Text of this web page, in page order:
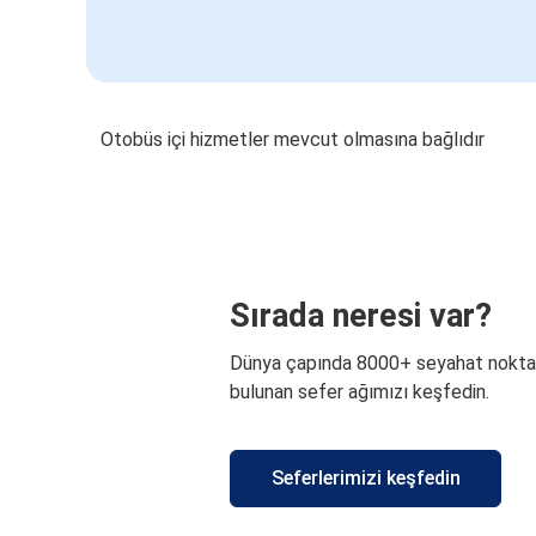
Otobüs içi hizmetler mevcut olmasına bağlıdır
Sırada neresi var?
Dünya çapında 8000+ seyahat
bulunan sefer ağımızı keşfedin.
Seferlerimizi keşfedin